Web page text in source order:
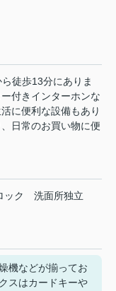
徒歩13分にありま
付きインターホンな
に便利な設備もあり
日常のお買い物に便
ック
洗面所独立
機などが揃ってお
スはカードキーや